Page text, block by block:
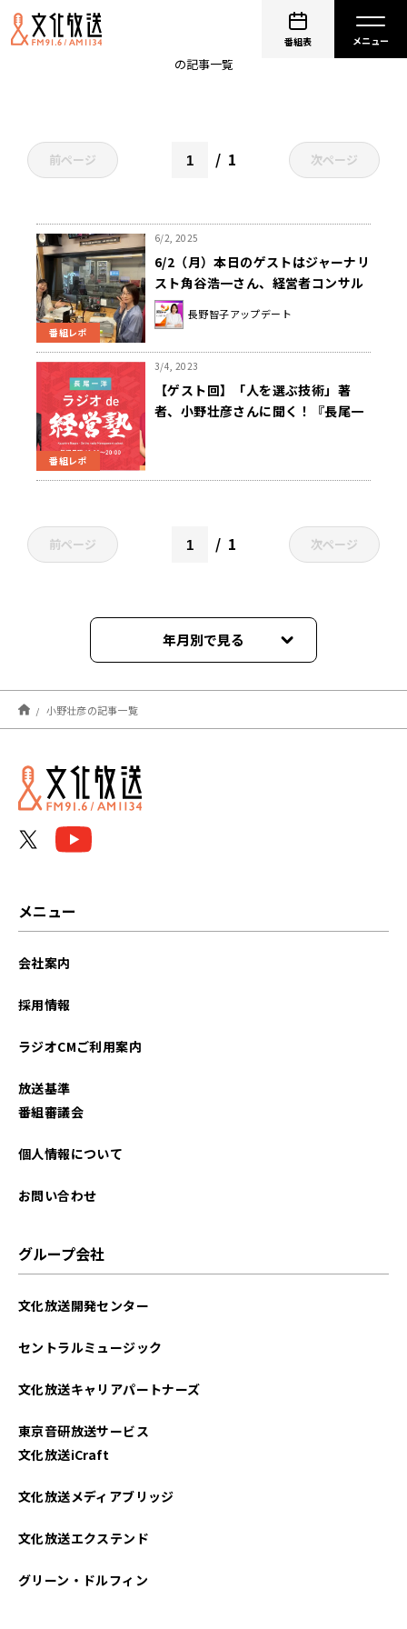
番組表
の記事一覧
前ページ 1 次ページ
番組レポ
6/2, 2025
6/2（月）本日のゲストはジャーナリ
スト角谷浩一さん、経営者コンサル
タント小野壮彦さんでした！
長野智子アップデート
番組レポ
3/4, 2023
【ゲスト回】「人を選ぶ技術」著
者、小野壮彦さんに聞く！『長尾一
前ページ 1 次ページ
年月別で見る
2025年06月
2023年03月
小野壮彦の記事一覧
メニュー
会社案内
採用情報
ラジオCMご利用案内
放送基準
番組審議会
個人情報について
お問い合わせ
グループ会社
文化放送開発センター
セントラルミュージック
文化放送キャリアパートナーズ
東京音研放送サービス
文化放送iCraft
文化放送メディアブリッジ
文化放送エクステンド
グリーン・ドルフィン